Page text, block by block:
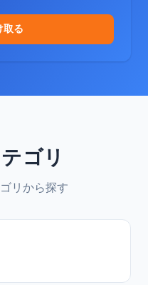
取る
ゴリ
リから探す